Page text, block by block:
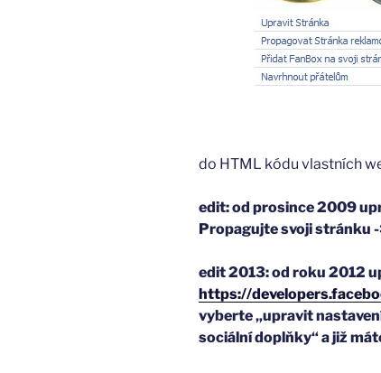
do HTML kódu vlastních
edit: od prosince 2009
Propagujte svoji stránku
edit 2013: od roku 2012
https://
vyberte „upravit
sociální doplňky“ a již